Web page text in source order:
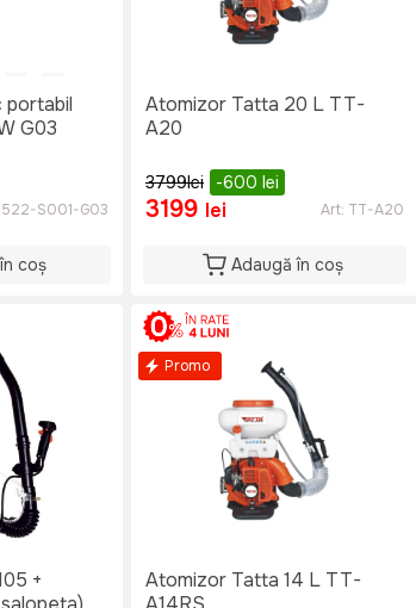
G03
S001-G03
coș
Atomizor Tatta 20 L TT-
A20
3799lei -600 lei
3199 lei Art: TT-A20
Adaugă în coș
+
Promo
Atomizor Tatta 14 L TT-